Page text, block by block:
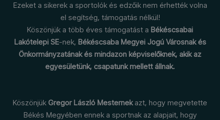
Ezeket a sikerek a sportolók és edzőik nem érhették volna
el segítség, támogatás nélkül!
Köszönjük a több éves támogatást a Békéscsabai
Lakótelepi SE-nek, Békéscsaba Megyei Jogú Városnak és
Önkormányzatának és mindazon képviselőknek, akik az
egyesületünk, csapatunk mellett állnak.
Köszönjük Gregor László Mesternekazt, hogy megvetette
Békés Megyében ennek a sportnak az alapjait, hogy